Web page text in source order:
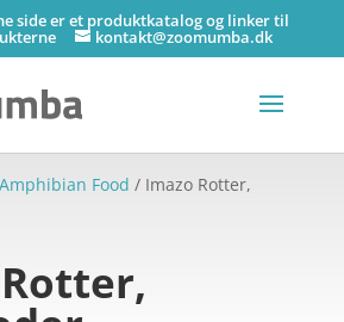
side er et produktkatalog og linker til
kontakt@zoomumba.dk
Food / Imazo Rotter,